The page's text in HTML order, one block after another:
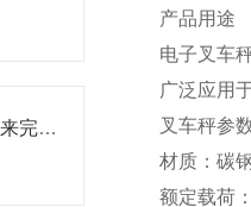
无人值守称重系统是如何来完成自动称重的
产品用途
电子叉车
广泛应用
叉车秤参
材质：碳
额定载荷